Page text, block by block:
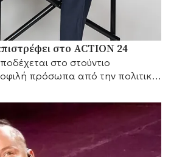
στο ACTION 24
στο στούντιο
πρόσωπα από την πολιτική